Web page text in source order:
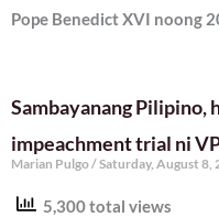
Pope Benedict XVI noong
Sambayanang Pilipino,
impeachment trial ni
Marian Pulgo Saturday, August 8,
5,300 total views